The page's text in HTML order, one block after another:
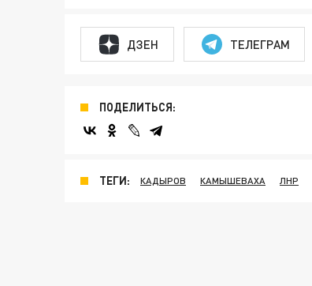
ДЗЕН ТЕЛЕГРАМ
ПОДЕЛИТЬСЯ:
ТЕГИ: КАДЫРОВ КАМЫШЕВАХА ЛНР